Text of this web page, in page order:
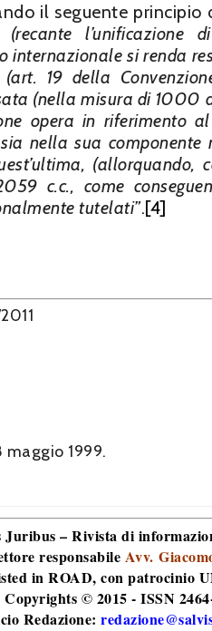
il seguente principio
l’unificazione
internazionale si renda
19 della
(nella misura di 1000
opera in riferimento
nella sua
(allorquando,
c.c., come
tutelati”.[4]
1999.
Juribus – Rivista di
responsabile Avv.
in ROAD, con patrocinio
Copyrights © 2015 - ISSN
Redazione: